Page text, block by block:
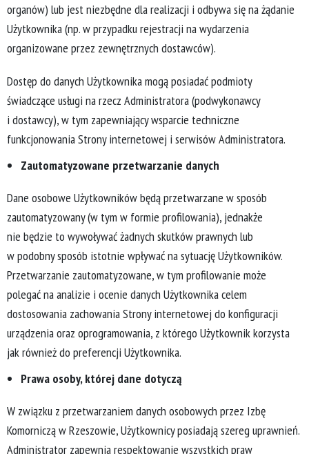
organów) lub jest niezbędne dla realizacji i odbywa się na żądanie
Użytkownika (np. w przypadku rejestracji na wydarzenia
organizowane przez zewnętrznych dostawców).
Dostęp do danych Użytkownika mogą posiadać podmioty
świadczące usługi na rzecz Administratora (podwykonawcy
i dostawcy), w tym zapewniający wsparcie techniczne
funkcjonowania Strony internetowej i serwisów Administratora.
Zautomatyzowane przetwarzanie danych
Dane osobowe Użytkowników będą przetwarzane w sposób
zautomatyzowany (w tym w formie profilowania), jednakże
nie będzie to wywoływać żadnych skutków prawnych lub
w podobny sposób istotnie wpływać na sytuację Użytkowników.
Przetwarzanie zautomatyzowane, w tym profilowanie może
polegać na analizie i ocenie danych Użytkownika celem
dostosowania zachowania Strony internetowej do konfiguracji
urządzenia oraz oprogramowania, z którego Użytkownik korzysta
jak również do preferencji Użytkownika.
Prawa osoby, której dane dotyczą
W związku z przetwarzaniem danych osobowych przez Izbę
Komorniczą w Rzeszowie, Użytkownicy posiadają szereg uprawnień.
Administrator zapewnia respektowanie wszystkich praw